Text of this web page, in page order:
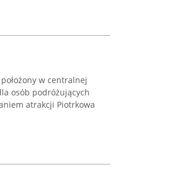
w centralnej
osób podróżujących
atrakcji Piotrkowa